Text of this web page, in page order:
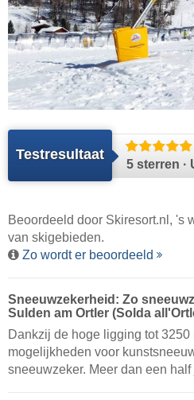
Testresultaat
5 sterren ·
Beoordeeld door Skiresort.nl , 's
van skigebieden.
Zo wordt er beoordeeld
Sneeuwzekerheid: Zo
Sulden am Ortler (Solda
Dankzij de hoge ligging tot
mogelijkheden voor
sneeuwzeker. Meer dan een